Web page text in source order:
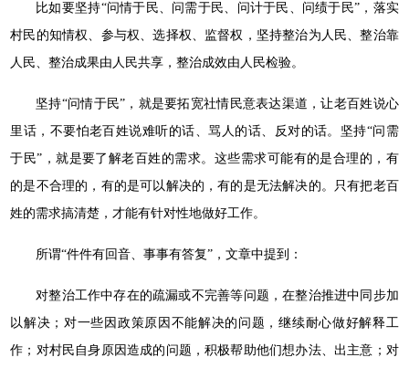
比如要坚持“问情于民、问需于民、问计于民、问绩于民”，落实
村民的知情权、参与权、选择权、监督权，坚持整治为人民、整治靠
人民、整治成果由人民共享，整治成效由人民检验。
坚持“问情于民”，就是要拓宽社情民意表达渠道，让老百姓说心
里话，不要怕老百姓说难听的话、骂人的话、反对的话。坚持“问需
于民”，就是要了解老百姓的需求。这些需求可能有的是合理的，有
的是不合理的，有的是可以解决的，有的是无法解决的。只有把老百
姓的需求搞清楚，才能有针对性地做好工作。
所谓“件件有回音、事事有答复”，文章中提到：
对整治工作中存在的疏漏或不完善等问题，在整治推进中同步加
以解决；对一些因政策原因不能解决的问题，继续耐心做好解释工
作；对村民自身原因造成的问题，积极帮助他们想办法、出主意；对